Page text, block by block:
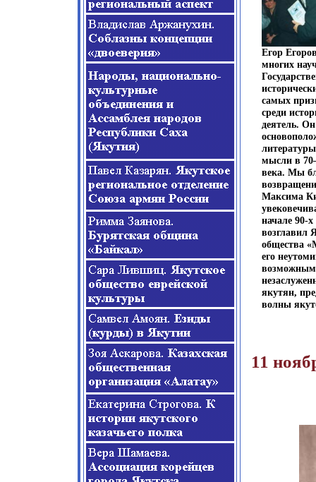
Егор
многих
самых
среди
деятель.
мысли в
века. Мы
Максима
начале 90-
возглавил
общества
его
возможным
якутян,
волны
11